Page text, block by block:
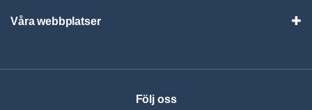
Våra webbplatser
Följ oss